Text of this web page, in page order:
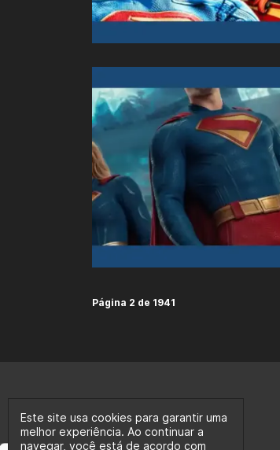
Página 2 de 1941
Este site usa cookies para garantir uma
melhor experiência. Ao continuar a
navegar, você está de acordo com